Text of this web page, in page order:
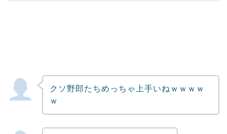
クソ野郎たちめっちゃ上手いねｗｗｗｗ
ｗ